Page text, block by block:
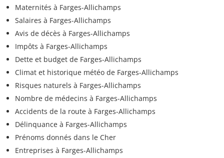
Maternités à Farges-Allichamps
Salaires à Farges-Allichamps
Avis de décès à Farges-Allichamps
Impôts à Farges-Allichamps
Dette et budget de Farges-Allichamps
Climat et historique météo de Farges-Allichamps
Risques naturels à Farges-Allichamps
Nombre de médecins à Farges-Allichamps
Accidents de la route à Farges-Allichamps
Délinquance à Farges-Allichamps
Prénoms donnés dans le Cher
Entreprises à Farges-Allichamps